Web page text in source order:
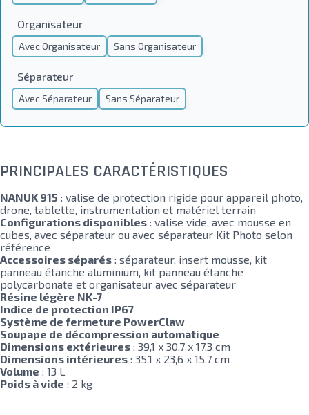
Organisateur
Avec Organisateur Sans Organisateur
Séparateur
Avec Séparateur Sans Séparateur
PRINCIPALES CARACTÉRISTIQUES
NANUK 915 : valise de protection rigide pour appareil photo,
drone, tablette, instrumentation et matériel terrain
Configurations disponibles : valise vide, avec mousse en
cubes, avec séparateur ou avec séparateur Kit Photo selon
référence
Accessoires séparés : séparateur, insert mousse, kit
panneau étanche aluminium, kit panneau étanche
polycarbonate et organisateur avec séparateur
Résine légère NK-7
Indice de protection IP67
Système de fermeture PowerClaw
Soupape de décompression automatique
Dimensions extérieures : 39,1 x 30,7 x 17,3 cm
Dimensions intérieures : 35,1 x 23,6 x 15,7 cm
Volume : 13 L
Poids à vide : 2 kg